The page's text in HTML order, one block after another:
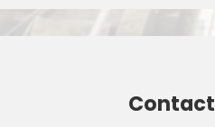
Contact